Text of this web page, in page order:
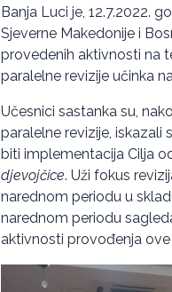
Banja Luci je, 12.7.2022.
Sjeverne Makedonije i
provedenih aktivnosti na
paralelne revizije učinka
Učesnici sastanka su,
paralelne revizije, iskazali
biti implementacija Cilja
djevojčice. Uži fokus
narednom periodu u
narednom periodu
aktivnosti provođenja